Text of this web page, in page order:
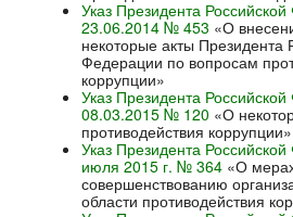
Указ Президента
23.06.2014 № 453 «О
некоторые акты Президента
Федерации по вопросам
коррупции»
Указ Президента
08.03.2015 № 120 «О
противодействия коррупции»
Указ Президента
июля 2015 г. № 364 «О
совершенствованию
области противодействия